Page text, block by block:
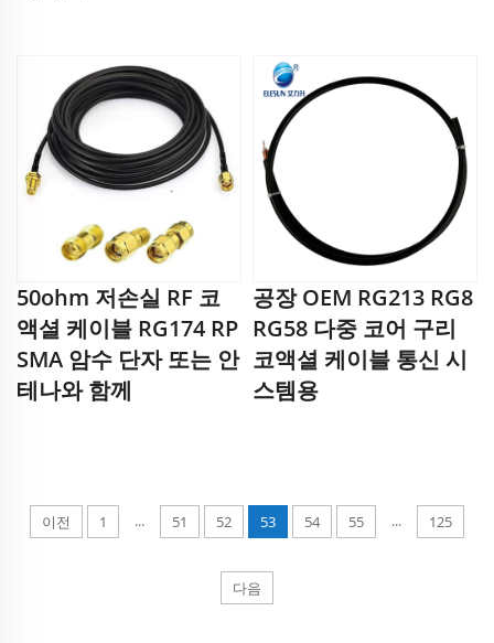
50ohm 저손실 RF 코
액셜 케이블 RG174 RP
SMA 암수 단자 또는 안
테나와 함께
공장 OEM RG213 RG8
RG58 다중 코어 구리
코액셜 케이블 통신 시
스템용
이전 1 ... 51 52 53 54 55 ... 125
다음